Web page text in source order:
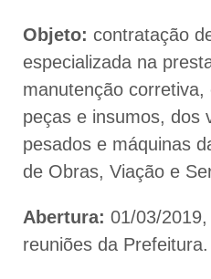
Objeto: contratação
especializada na
manutenção
peças e insumos, dos
pesados e máquinas
de Obras, Viação e
Abertura: 01/03/
reuniões da Prefeitura.